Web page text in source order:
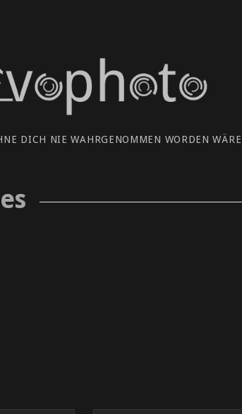
DICH NIE WAHRGENOMMEN WORDEN